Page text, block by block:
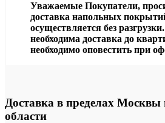
Уважаемые Покупатели,
доставка напольных
осуществляется без
необходима доставка до
необходимо оповестить при
Доставка в пределах
области